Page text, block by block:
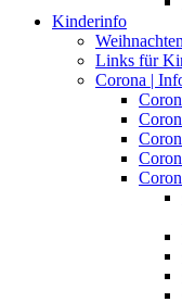
Kinderinfo
Links für
Corona |